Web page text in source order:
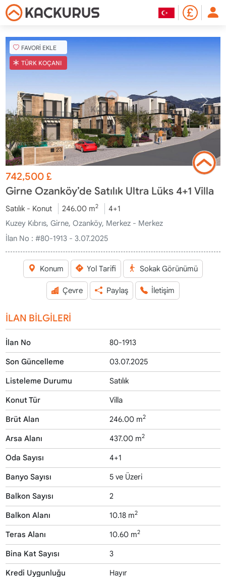
FAVORİ EKLE
TÜRK KOÇANI
742,500£
Girne Ozanköy’de Satılık Ultra Lüks 4+1 Villa
Satılık - Konut 246.00 m2
4+1
Kuzey Kıbrıs, Girne, Ozanköy, Merkez - Merkez
İlan No : #80-1913 - 3.07.2025
Konum Yol Tarifi Sokak Görünümü
Çevre Paylaş İletişim
İLAN BİLGİLERİ
İlan No 80-1913
Son Güncelleme 03.07.2025
Listeleme Durumu Satılık
Konut Tür Villa
Brüt Alan 246.00 m2
Arsa Alanı 437.00 m2
Oda Sayısı 4+1
Banyo Sayısı 5 ve Üzeri
Balkon Sayısı 2
Balkon Alanı 10.18 m2
Teras Alanı 10.60 m2
Bina Kat Sayısı 3
Kredi Uygunluğu Hayır